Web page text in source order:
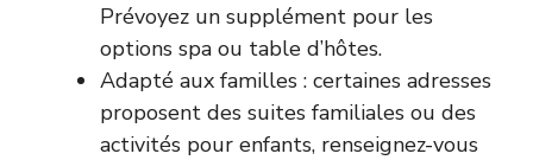
Prévoyez un supplément pour les
options spa ou table d’hôtes.
Adapté aux familles : certaines adresses
proposent des suites familiales ou des
activités pour enfants, renseignez-vous